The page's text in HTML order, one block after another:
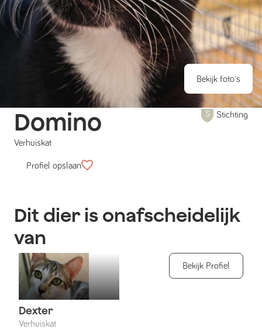
Bekijk foto's
Domino
Verhuiskat
Stichting
Profiel opslaan
Dit dier is onafscheidelijk
van
Dexter
Verhuiskat
Bekijk Profiel